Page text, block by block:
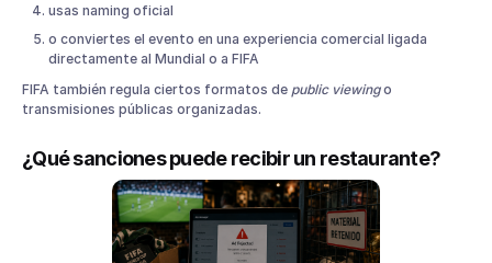
usas naming oficial
o conviertes el evento en una experiencia comercial ligada
directamente al Mundial o a FIFA
FIFA también regula ciertos formatos de public viewingo
transmisiones públicas organizadas.
¿Qué sanciones puede recibir un restaurante?